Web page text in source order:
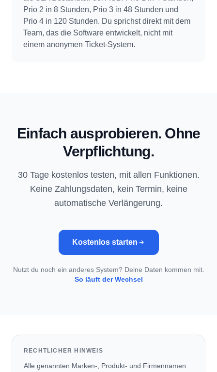
Prio 2 in 8 Stunden, Prio 3 in 48 Stunden und
Prio 4 in 120 Stunden. Du sprichst direkt mit dem
Team, das die Software entwickelt, nicht mit
einem anonymen Ticket-System.
Einfach ausprobieren. Ohne
Verpflichtung.
30 Tage kostenlos testen, mit allen Funktionen.
Keine Zahlungsdaten, kein Termin, keine
automatische Verlängerung.
Kostenlos starten
Nutzt du noch ein anderes System? Deine Daten kommen mit.
So läuft der Wechsel
RECHTLICHER HINWEIS
Alle genannten Marken-, Produkt- und Firmennamen